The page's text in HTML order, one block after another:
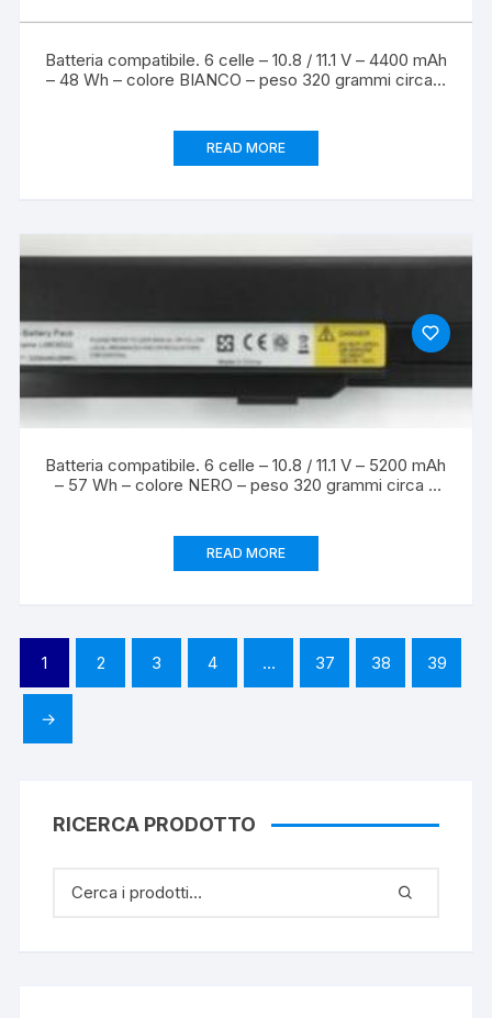
Batteria compatibile. 6 celle – 10.8 / 11.1 V – 4400 mAh
– 48 Wh – colore BIANCO – peso 320 grammi circa –
READ MORE
Batteria compatibile. 6 celle – 10.8 / 11.1 V – 5200 mAh
– 57 Wh – colore NERO – peso 320 grammi circa –
READ MORE
1 2 3 4 … 37 38 39
→
RICERCA PRODOTTO